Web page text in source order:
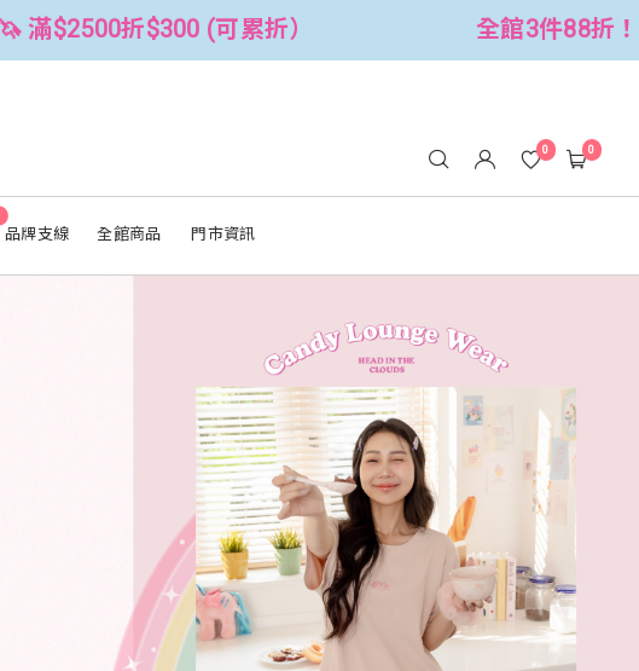
全館3件88折！🦄 滿$2500折$300 (可累折）
品牌支線 全館商品 門市資訊
0 0